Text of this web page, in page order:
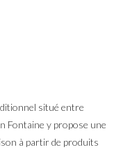
situé entre
Fontaine y propose une
à partir de produits